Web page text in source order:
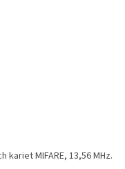
MIFARE, 13,56 MHz.